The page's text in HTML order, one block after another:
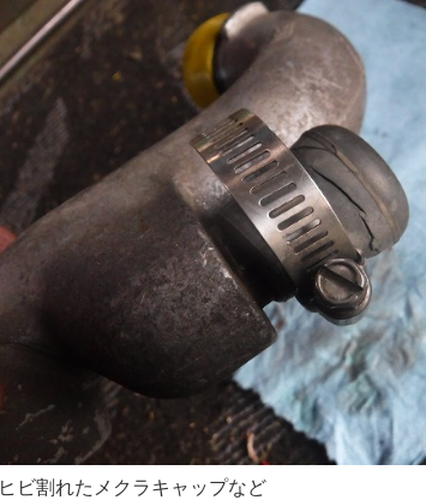
ヒビ割れたメクラキャップなど